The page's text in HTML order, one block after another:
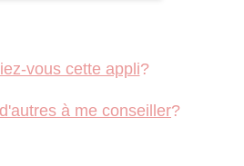
vous cette appli?
à me conseiller?